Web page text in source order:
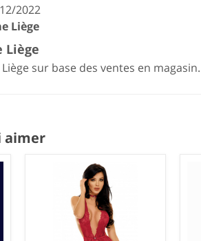
2022
Liège
Liège
sur base des ventes en magasin.
aimer